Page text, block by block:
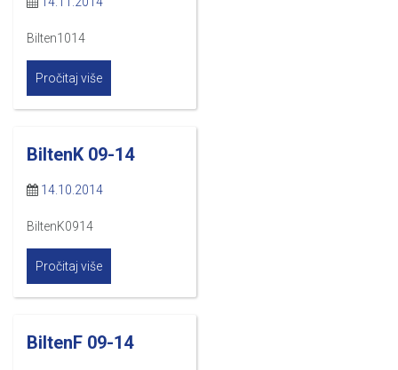
Bilten1014
Pročitaj više
BiltenK 09-14
14.10.2014
BiltenK0914
Pročitaj više
BiltenF 09-14